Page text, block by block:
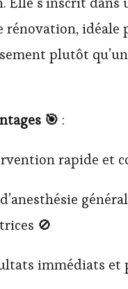
rénovation, idéale
plutôt
🎯 :
rapide et
🚫
immédiats et